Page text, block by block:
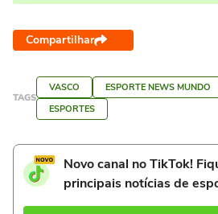
Compartilhar
TAGS
VASCO ESPORTE NEWS MUNDO
ESPORTES
Novo canal no TikTok!
principais notícias de